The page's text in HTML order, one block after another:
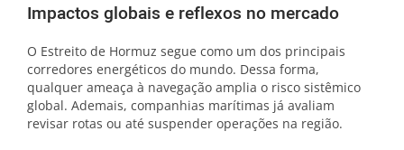
Impactos globais e reflexos no mercado
O Estreito de Hormuz segue como um dos principais
corredores energéticos do mundo. Dessa forma,
qualquer ameaça à navegação amplia o risco sistêmico
global. Ademais, companhias marítimas já avaliam
revisar rotas ou até suspender operações na região.